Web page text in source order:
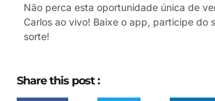
Não perca esta oportunidade única de
Carlos ao vivo! Baixe o app, participe do
sorte!
Share this post :